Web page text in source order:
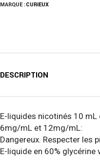
MARQUE :CURIEUX
DESCRIPTION
E-liquides nicotinés 10
6mg/mL et 12mg/mL:
Dangereux. Respecter les
E-liquide en 60% glycérine